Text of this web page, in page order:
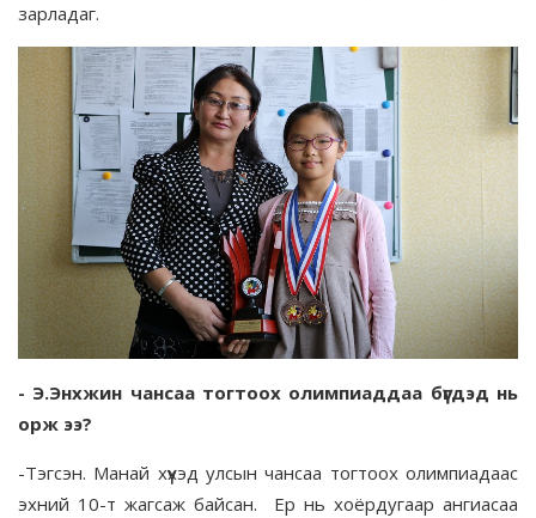
зарладаг.
- Э.Энхжин чансаа тогтоох олимпиаддаа бүгдэд нь
орж ээ?
-Тэгсэн. Манай хүүхэд улсын чансаа тогтоох олимпиадаас
эхний 10-т жагсаж байсан. Ер нь хоёрдугаар ангиасаа